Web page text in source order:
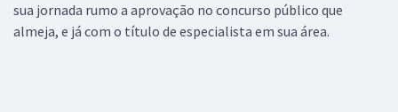
sua jornada rumo a aprovação no concurso público que
almeja, e já com o título de especialista em sua área.